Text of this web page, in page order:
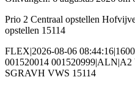
Prio 2 Centraal opstellen
opstellen 15114
FLEX|2026-08-06
001520014
SGRAVH VWS 15114